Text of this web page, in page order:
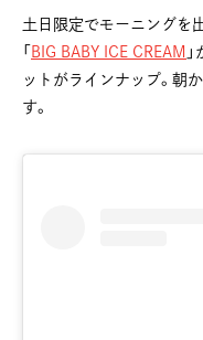
土日限定でモーニングを
「 BIG BABY ICE CREAM
ットがラインナップ。朝
す。